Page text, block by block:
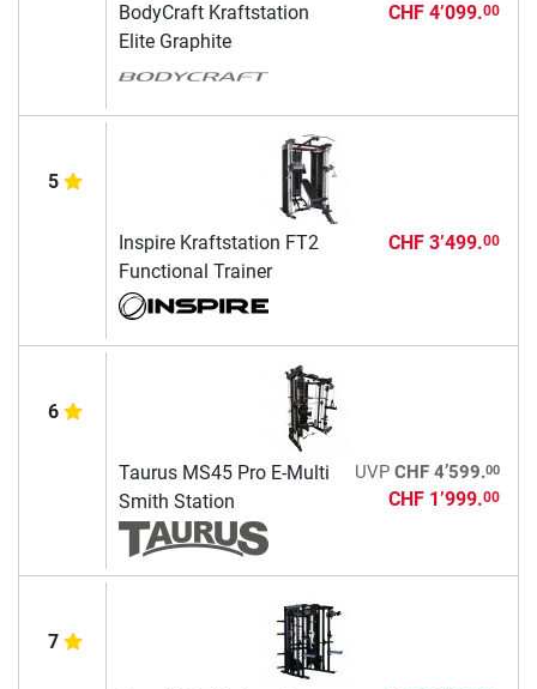
BodyCraft Kraftstation
Elite Graphite
CHF 4’099.00
5
Inspire Kraftstation FT2
Functional Trainer
CHF 3’499.00
6
Taurus MS45 Pro E-Multi
Smith Station
UVP CHF 4’599.00
CHF 1’999.00
7